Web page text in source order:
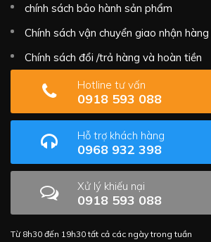
chính sách bảo hành sản phẩm
Chính sách vận chuyển giao nhận
Chính sách đổi /trả hàng và hoàn tiền
Hotline tư vấn
0918 593 088
Hỗ trợ khách hàng
0968 932 398
Xử lý khiếu nại
0918 593 088
Từ 8h30 đến 19h30 tất cả các ngày trong tuần